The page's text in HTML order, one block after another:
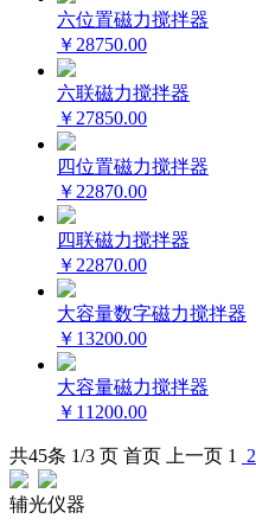
六位置磁力搅拌器
￥28750.00
六联磁力搅拌器
￥27850.00
四位置磁力搅拌器
￥22870.00
四联磁力搅拌器
￥22870.00
大容量数字磁力搅拌器
￥13200.00
大容量磁力搅拌器
￥11200.00
共45条 1/3 页 首页 上一页 1 2
辅光仪器